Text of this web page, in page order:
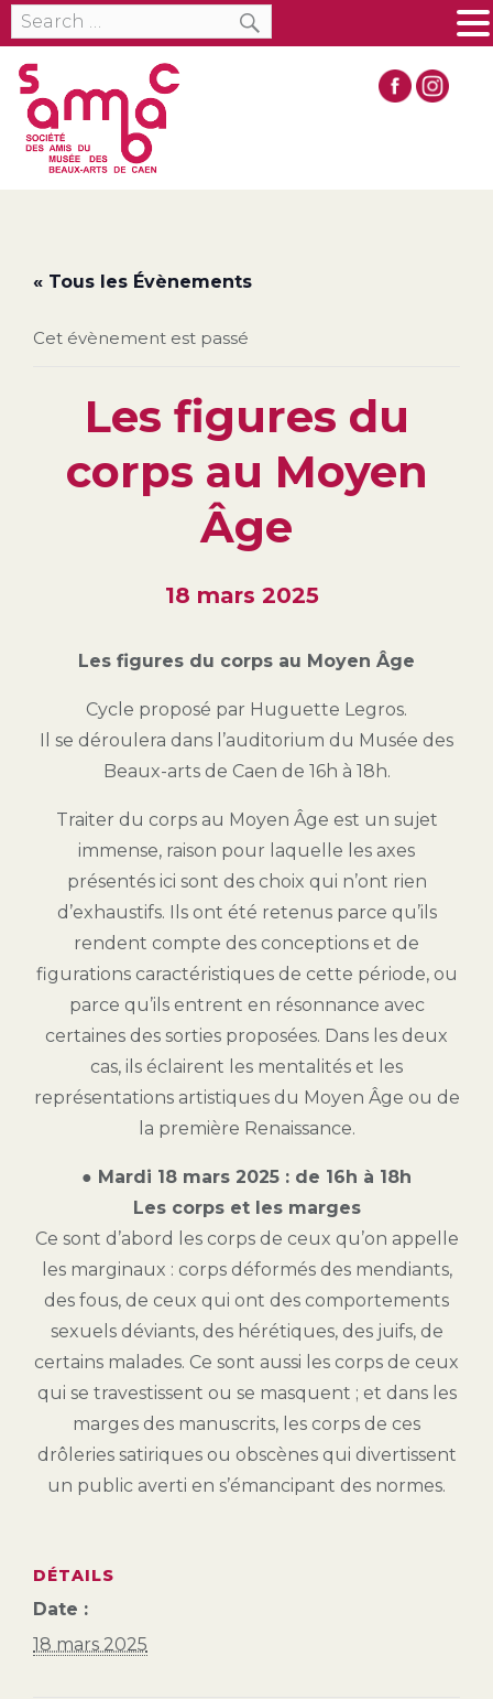
Search
for:
SEARCH
« Tous les Évènements
Cet évènement est passé
Les figures du
corps au Moyen
Âge
18 mars 2025
Les figures du corps au Moyen Âge
Cycle proposé par Huguette Legros.
Il se déroulera dans l’auditorium du Musée des
Beaux-arts de Caen de 16h à 18h.
Traiter du corps au Moyen Âge est un sujet
immense, raison pour laquelle les axes
présentés ici sont des choix qui n’ont rien
d’exhaustifs. Ils ont été retenus parce qu’ils
rendent compte des conceptions et de
figurations caractéristiques de cette période, ou
parce qu’ils entrent en résonnance avec
certaines des sorties proposées. Dans les deux
cas, ils éclairent les mentalités et les
représentations artistiques du Moyen Âge ou de
la première Renaissance.
● Mardi 18 mars 2025 : de 16h à 18h
Les corps et les marges
Ce sont d’abord les corps de ceux qu’on appelle
les marginaux : corps déformés des mendiants,
des fous, de ceux qui ont des comportements
sexuels déviants, des hérétiques, des juifs, de
certains malades. Ce sont aussi les corps de ceux
qui se travestissent ou se masquent ; et dans les
marges des manuscrits, les corps de ces
drôleries satiriques ou obscènes qui divertissent
un public averti en s’émancipant des normes.
DÉTAILS
Date :
18 mars 2025
MENU